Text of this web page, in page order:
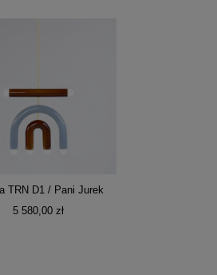
TRN D1 / Pani Jurek
5 580,00 zł